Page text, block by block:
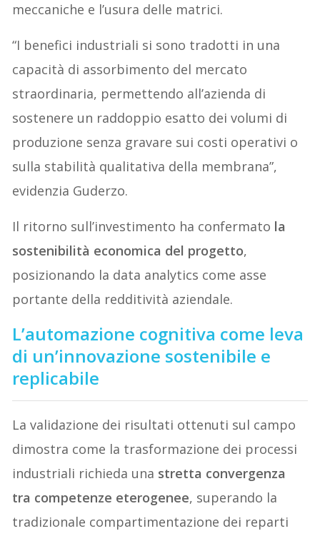
meccaniche e l’usura delle matrici.
“I benefici industriali si sono tradotti in una
capacità di assorbimento del mercato
straordinaria, permettendo all’azienda di
sostenere un raddoppio esatto dei volumi di
produzione senza gravare sui costi operativi o
sulla stabilità qualitativa della membrana”,
evidenzia Guderzo.
Il ritorno sull’investimento ha confermato la
sostenibilità economica del progetto,
posizionando la data analytics come asse
portante della redditività aziendale.
L’automazione cognitiva come leva
di un’innovazione sostenibile e
replicabile
La validazione dei risultati ottenuti sul campo
dimostra come la trasformazione dei processi
industriali richieda una stretta convergenza
tra competenze eterogenee, superando la
tradizionale compartimentazione dei reparti